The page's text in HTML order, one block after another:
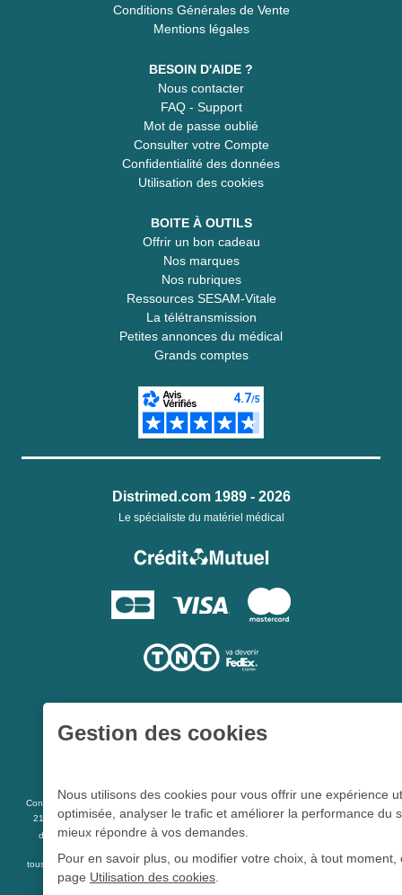
Conditions Générales de Vente
Mentions légales
BESOIN D'AIDE ?
Nous contacter
FAQ - Support
Mot de passe oublié
Consulter votre Compte
Confidentialité des données
Utilisation des cookies
BOITE À OUTILS
Offrir un bon cadeau
Nos marques
Nos rubriques
Ressources SESAM-Vitale
La télétransmission
Petites annonces du médical
Grands comptes
Distrimed.com 1989 - 2026
Le spécialiste du matériel médical
Conformément aux articles L 5213-3 du code de la santé publique et à l’arrêté du
21 décembre 2012 fixant la liste des dispositifs médicaux qui peuvent faire l’objet
d’une publicité auprès du public, et à l'articleR 5213-1
tous les dispositifs médicaux présents sur ce site peuvent faire l'objet d'une publicité
destinée au public.
Gestion des cookies
Nous utilisons des cookies pour vous offrir une expérience
optimisée, analyser le trafic et améliorer la performance du
mieux répondre à vos demandes.
Pour en savoir plus, ou modifier votre choix, à tout moment,
page Utilisation des cookies